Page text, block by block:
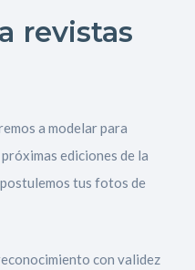
revistas
a modelar para
ediciones de la
tus fotos de
con validez